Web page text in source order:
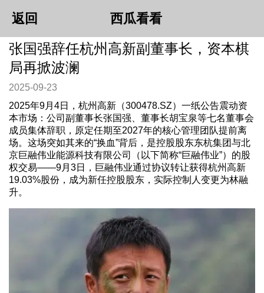
返回 西瓜看看
张国强辞任杭州高新副董事长，资本棋
局再掀波澜
2025-09-23
2025年9月4日，杭州高新（300478.SZ）一纸公告震动资
本市场：公司副董事长张国强、董事长胡宝泉等七名董事会
成员集体辞职，原定任期至2027年的核心管理团队提前离
场。这场突如其来的“换血”背后，是控股股东东杭集团与北
京巨融伟业能源科技有限公司（以下简称“巨融伟业”）的股
权交易——9月3日，巨融伟业通过协议转让获得杭州高新
19.03%股份，成为新任控股股东，实际控制人变更为林融
升。